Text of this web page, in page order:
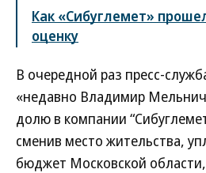
Как «Сибуглемет»
оценку
В очередной раз пресс-
«недавно Владимир
долю в компании
сменив место жительства,
бюджет Московской